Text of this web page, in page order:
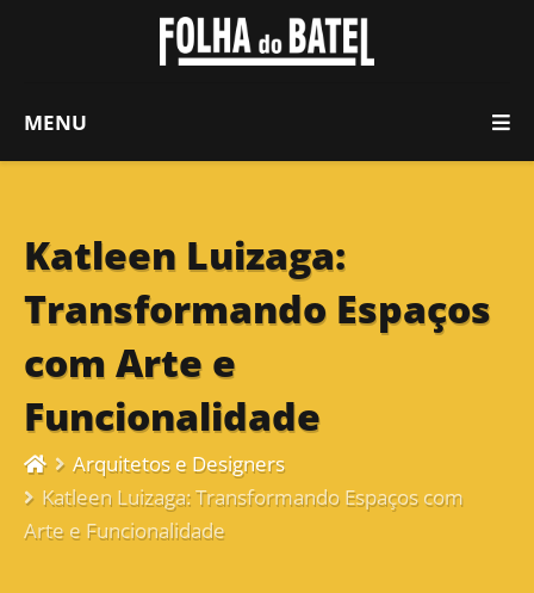
MENU
Katleen Luizaga:
Transformando Espaços
com Arte e
Funcionalidade
Arquitetos e Designers
Katleen Luizaga: Transformando Espaços com
Arte e Funcionalidade